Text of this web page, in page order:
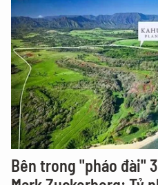
Bên trong "pháo đài"